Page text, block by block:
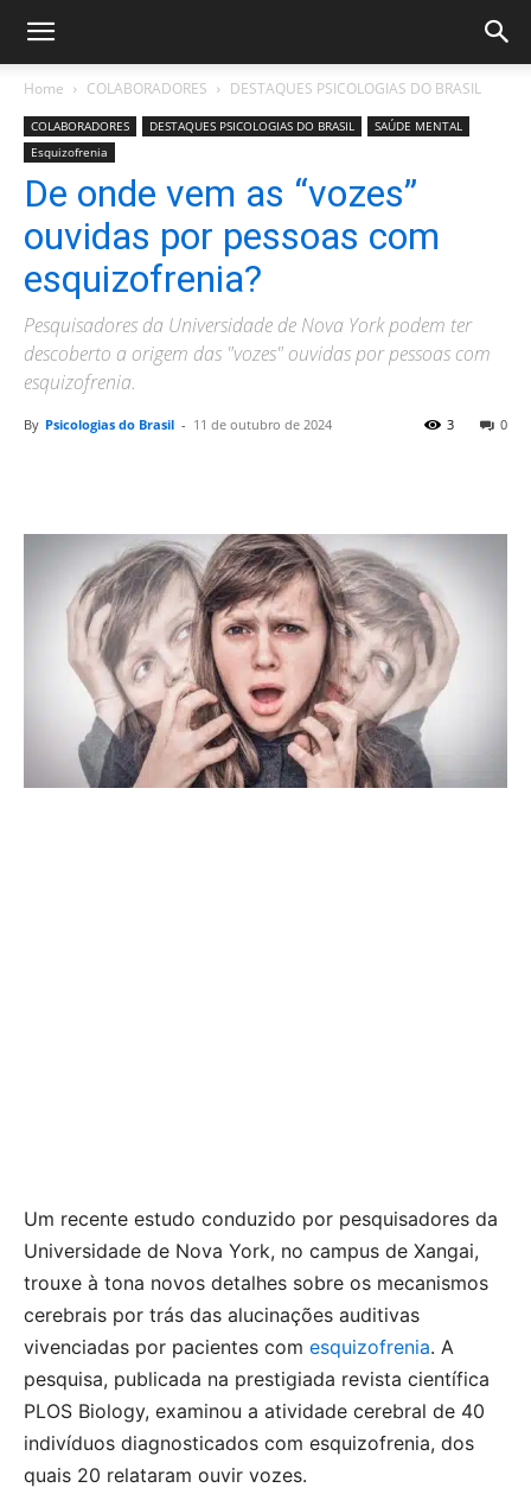
Home COLABORADORES DESTAQUES PSICOLOGIAS DO BRASIL
COLABORADORES DESTAQUES PSICOLOGIAS DO BRASIL
SAÚDE MENTAL
Esquizofrenia
De onde vem as “vozes”
ouvidas por pessoas com
esquizofrenia?
Pesquisadores da Universidade de Nova York podem ter
descoberto a origem das "vozes" ouvidas por pessoas com
esquizofrenia.
By Psicologias do Brasil - 11 de outubro de 2024 0
3
Um recente estudo conduzido por pesquisadores da
Universidade de Nova York, no campus de Xangai,
trouxe à tona novos detalhes sobre os mecanismos
cerebrais por trás das alucinações auditivas
vivenciadas por pacientes com esquizofrenia. A
pesquisa, publicada na prestigiada revista científica
PLOS Biology, examinou a atividade cerebral de 40
indivíduos diagnosticados com esquizofrenia, dos
quais 20 relataram ouvir vozes.